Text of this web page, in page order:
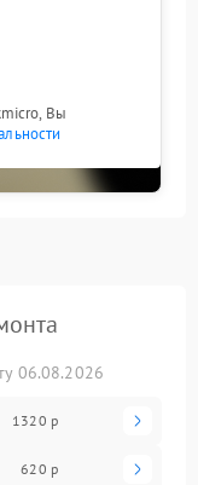
Вы
06.08.2026
1320 р
620 р